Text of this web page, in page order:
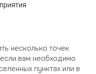
несколько точек
вам необходимо
пунктах или в